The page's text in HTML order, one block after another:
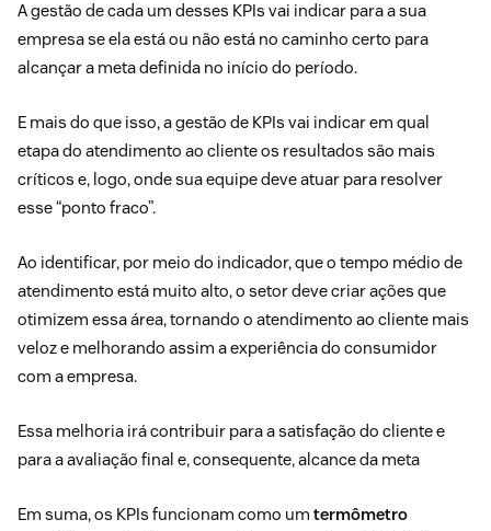
A gestão de cada um desses KPIs vai indicar para a sua
empresa se ela está ou não está no caminho certo para
alcançar a meta definida no início do período.
E mais do que isso, a gestão de KPIs vai indicar em qual
etapa do atendimento ao cliente os resultados são mais
críticos e, logo, onde sua equipe deve atuar para resolver
esse “ponto fraco”.
Ao identificar, por meio do indicador, que o tempo médio de
atendimento está muito alto, o setor deve criar ações que
otimizem essa área, tornando o atendimento ao cliente mais
veloz e melhorando assim a experiência do consumidor
com a empresa.
Essa melhoria irá contribuir para asatisfação do clientee
para a avaliação final e, consequente, alcance da meta
Em suma, os KPIs funcionam como um termômetro